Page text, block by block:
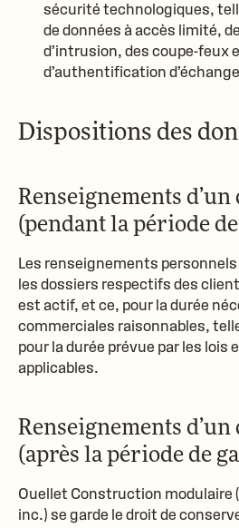
sécurité technologiques,
de données à accès limité,
d’intrusion, des coupe-feux
d’authentification
Dispositions des
Renseignements
(pendant la période
Les renseignements
les dossiers respectifs des
est actif, et ce, pour la durée
commerciales raisonnables,
pour la durée prévue par les lois
applicables.
Renseignements
(après la période de
Ouellet Construction modulaire (
inc.) se garde le droit de